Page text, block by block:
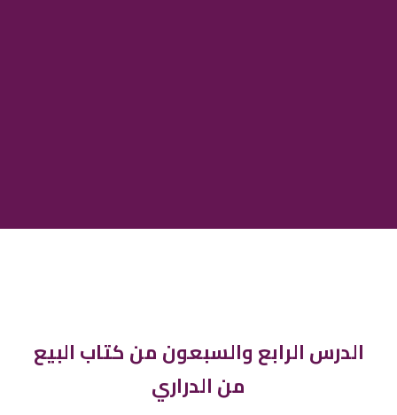
الدرس الرابع والسبعون من كتاب البيع
من الدراري